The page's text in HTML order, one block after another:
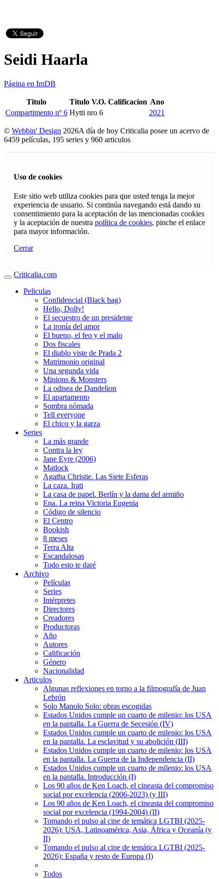
Seidi Haarla
Página en ImDB
Titulo Titulo V.O. Calificacion Ano
Compartimento nº 6 Hytti nro 6 2021
© Webbin' Design 2026A día de hoy Criticalia posee un acervo de
6459 películas, 195 series y 960 articulos
Uso de cookies
Este sitio web utiliza cookies para que usted tenga la mejor
experiencia de usuario. Si continúa navegando está dando su
consentimiento para la aceptación de las mencionadas cookies
y la aceptación de nuestra política de cookies, pinche el enlace
para mayor información.
Cerrar
Criticalia.com
Peliculas
Confidencial (Black bag)
Hello, Dolly!
El secuestro de un presidente
La ironía del amor
El bueno, el feo y el malo
Dos fiscales
El diablo viste de Prada 2
Matrimonio original
Una segunda vida
Minions & Monsters
La odisea de Dandelion
El apartamento
Sombra nómada
Tell everyone
El chico y la garza
Series
La más grande
Contra la ley
Jane Eyre (2006)
Matlock
Agatha Christie. Las Siete Esferas
La caza. Irati
La casa de papel. Berlín y la dama del armiño
Ena. La reina Victoria Eugenia
Código de silencio
El Centro
Bookish
8 meses
Terra Alta
Escandalosas
Todo esto te daré
Archivo
Películas
Series
Intérpretes
Directores
Creadores
Productoras
Año
Autores
Calificación
Género
Nacionalidad
Articulos
Algunas reflexiones en torno a la filmografía de Juan
Lebrón
Solo Manolo Solo: obras escogidas
Estados Unidos cumple un cuarto de milenio: los USA
en la pantalla. La Guerra de Secesión (IV)
Estados Unidos cumple un cuarto de milenio: los USA
en la pantalla. La esclavitud y su abolición (III)
Estados Unidos cumple un cuarto de milenio: los USA
en la pantalla. La Guerra de la Independencia (II)
Estados Unidos cumple un cuarto de milenio: los USA
en la pantalla. Introducción (I)
Los 90 años de Ken Loach, el cineasta del compromiso
social por excelencia (2006-2023) (y III)
Los 90 años de Ken Loach, el cineasta del compromiso
social por excelencia (1994-2004) (II)
Tomando el pulso al cine de temática LGTBI (2025-
2026): USA, Latinoamérica, Asia, África y Oceanía (y
II)
Tomando el pulso al cine de temática LGTBI (2025-
2026): España y resto de Europa (I)
Todos